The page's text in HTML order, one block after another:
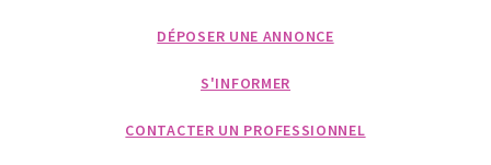
DÉPOSER UNE ANNONCE
S'INFORMER
CONTACTER UN PROFESSIONNEL